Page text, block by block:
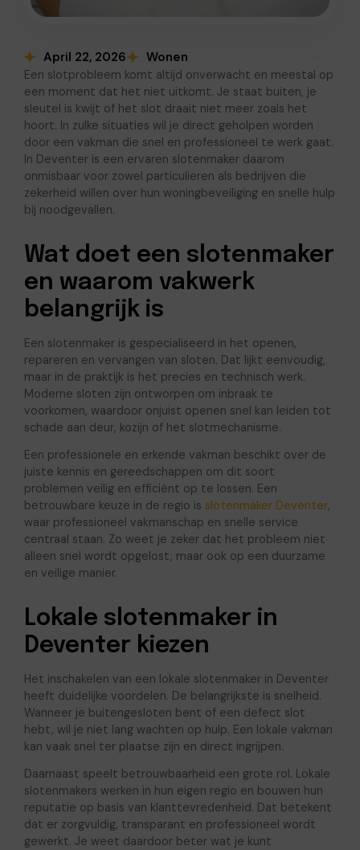
April 22, 2026 Wonen
Een slotprobleem komt altijd onverwacht en meestal op
een moment dat het niet uitkomt. Je staat buiten, je
sleutel is kwijt of het slot draait niet meer zoals het
hoort. In zulke situaties wil je direct geholpen worden
door een vakman die snel en professioneel te werk gaat.
In Deventer is een ervaren slotenmaker daarom
onmisbaar voor zowel particulieren als bedrijven die
zekerheid willen over hun woningbeveiliging en snelle hulp
bij noodgevallen.
Wat doet een slotenmaker
en waarom vakwerk
belangrijk is
Een slotenmaker is gespecialiseerd in het openen,
repareren en vervangen van sloten. Dat lijkt eenvoudig,
maar in de praktijk is het precies en technisch werk.
Moderne sloten zijn ontworpen om inbraak te
voorkomen, waardoor onjuist openen snel kan leiden tot
schade aan deur, kozijn of het slotmechanisme.
Een professionele en erkende vakman beschikt over de
juiste kennis en gereedschappen om dit soort
problemen veilig en efficiënt op te lossen. Een
betrouwbare keuze in de regio is slotenmaker Deventer,
waar professioneel vakmanschap en snelle service
centraal staan. Zo weet je zeker dat het probleem niet
alleen snel wordt opgelost, maar ook op een duurzame
en veilige manier.
Lokale slotenmaker in
Deventer kiezen
Het inschakelen van een lokale slotenmaker in Deventer
heeft duidelijke voordelen. De belangrijkste is snelheid.
Wanneer je buitengesloten bent of een defect slot
hebt, wil je niet lang wachten op hulp. Een lokale vakman
kan vaak snel ter plaatse zijn en direct ingrijpen.
Daarnaast speelt betrouwbaarheid een grote rol. Lokale
slotenmakers werken in hun eigen regio en bouwen hun
reputatie op basis van klanttevredenheid. Dat betekent
dat er zorgvuldig, transparant en professioneel wordt
gewerkt. Je weet daardoor beter wat je kunt